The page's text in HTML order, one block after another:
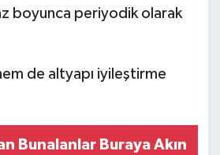
boyunca periyodik olarak
de altyapı iyileştirme
Bunalanlar Buraya Akın